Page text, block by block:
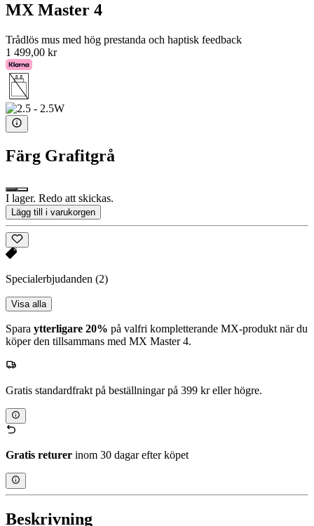
MX Master 4
Trådlös mus med hög prestanda och haptisk feedback
1 499,00 kr
Färg Grafitgrå
I lager. Redo att skickas.
Lägg till i varukorgen
Specialerbjudanden (2)
Visa alla
Spara ytterligare 20% på valfri kompletterande MX-produkt när du
köper den tillsammans med MX Master 4.
Gratis standardfrakt på beställningar på 399 kr eller högre.
Gratis returer inom 30 dagar efter köpet
Beskrivning